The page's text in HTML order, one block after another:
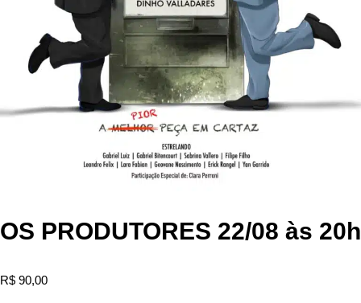
OS PRODUTORES 22/08 às 20h
R$ 90,00